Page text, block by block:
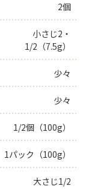
2個
小さじ2・
1/2（7.5g）
少々
少々
1/2個（100g）
1パック（100g）
大さじ1/2